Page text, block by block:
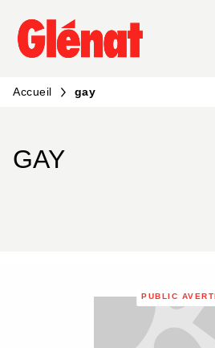
MENU RECHERCHE
PIED DE PAGE
Accueil gay
GAY
PUBLIC AVERTI